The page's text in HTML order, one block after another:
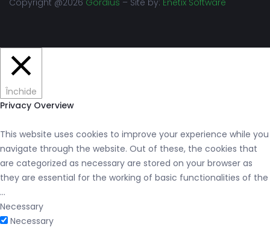
Copyright @2026 Gordius – Site by: Enetix Software
Închide
Privacy Overview
This website uses cookies to improve your experience while you
navigate through the website. Out of these, the cookies that
are categorized as necessary are stored on your browser as
they are essential for the working of basic functionalities of the
...
Necessary
Necessary